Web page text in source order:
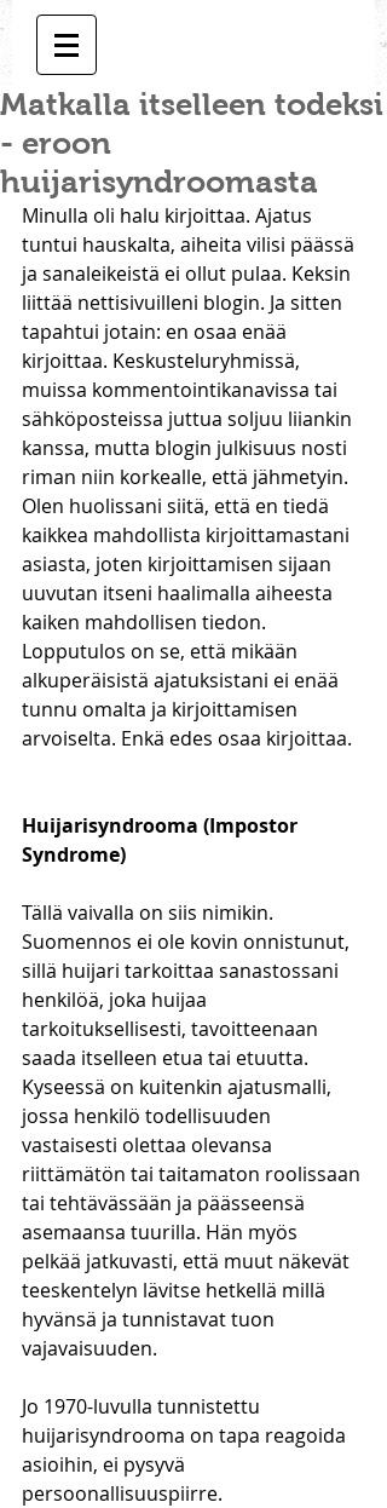
Matkalla itselleen todeksi
- eroon
huijarisyndroomasta
Minulla oli halu kirjoittaa. Ajatus
tuntui hauskalta, aiheita vilisi päässä
ja sanaleikeistä ei ollut pulaa. Keksin
liittää nettisivuilleni blogin. Ja sitten
tapahtui jotain: en osaa enää
kirjoittaa. Keskusteluryhmissä,
muissa kommentointikanavissa tai
sähköposteissa juttua soljuu liiankin
kanssa, mutta blogin julkisuus nosti
riman niin korkealle, että jähmetyin.
Olen huolissani siitä, että en tiedä
kaikkea mahdollista kirjoittamastani
asiasta, joten kirjoittamisen sijaan
uuvutan itseni haalimalla aiheesta
kaiken mahdollisen tiedon.
Lopputulos on se, että mikään
alkuperäisistä ajatuksistani ei enää
tunnu omalta ja kirjoittamisen
arvoiselta. Enkä edes osaa kirjoittaa.
Huijarisyndrooma (Impostor
Syndrome)
Tällä vaivalla on siis nimikin.
Suomennos ei ole kovin onnistunut,
sillä huijari tarkoittaa sanastossani
henkilöä, joka huijaa
tarkoituksellisesti, tavoitteenaan
saada itselleen etua tai etuutta.
Kyseessä on kuitenkin ajatusmalli,
jossa henkilö todellisuuden
vastaisesti olettaa olevansa
riittämätön tai taitamaton roolissaan
tai tehtävässään ja päässeensä
asemaansa tuurilla. Hän myös
pelkää jatkuvasti, että muut näkevät
teeskentelyn lävitse hetkellä millä
hyvänsä ja tunnistavat tuon
vajavaisuuden.
Jo 1970-luvulla tunnistettu
huijarisyndrooma on tapa reagoida
asioihin, ei pysyvä
persoonallisuuspiirre.